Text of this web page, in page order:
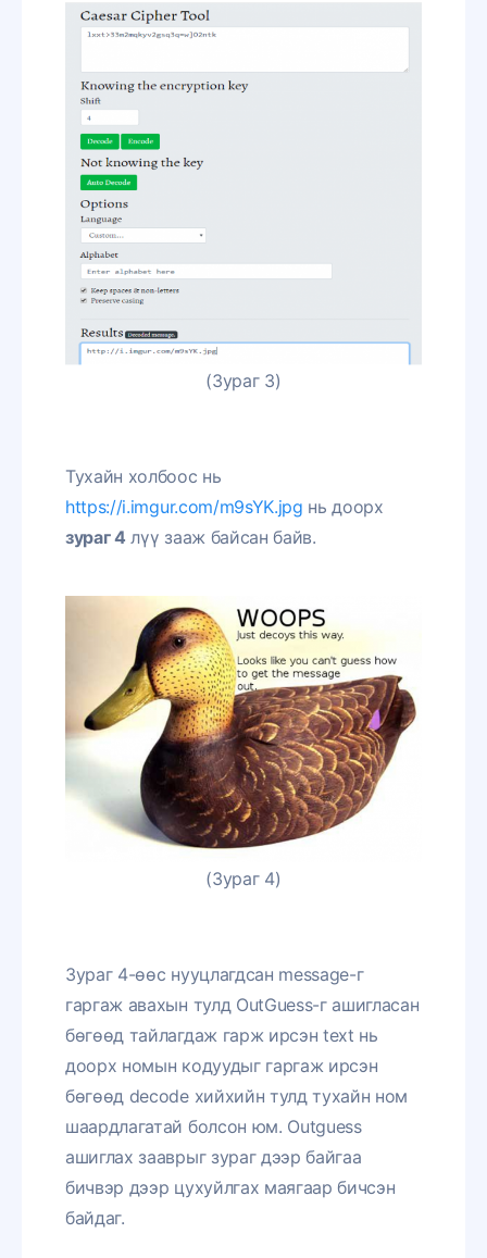
(Зураг 3)
Тухайн холбоос нь
https://i.imgur.com/m9sYK.jpg нь доорх
зураг 4 лүү зааж байсан байв.
(Зураг 4)
Зураг 4-өөс нууцлагдсан message-г
гаргаж авахын тулд OutGuess-г ашигласан
бөгөөд тайлагдаж гарж ирсэн text нь
доорх номын кодуудыг гаргаж ирсэн
бөгөөд decode хийхийн тулд тухайн ном
шаардлагатай болсон юм. Outguess
ашиглах зааврыг зураг дээр байгаа
бичвэр дээр цухуйлгах маягаар бичсэн
байдаг.